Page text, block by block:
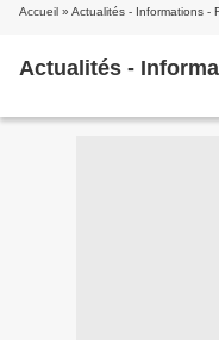
Accueil » Actualités - Informations -
Actualités -